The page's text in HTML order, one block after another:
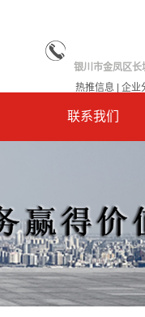
银川市金凤区长
热推信息
企业
联系我们